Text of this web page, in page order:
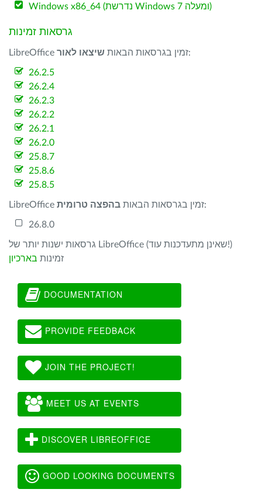
Windows x86_64 (נדרשת Windows 7 ומעלה)
גרסאות זמינות
LibreOffice זמין בגרסאות הבאות שיצאו לאור :
26.2.5
26.2.4
26.2.3
26.2.2
26.2.1
26.2.0
25.8.7
25.8.6
25.8.5
LibreOffice זמין בגרסאות הבאות בהפצה טרומית :
26.8.0
גרסאות ישנות יותר של LibreOffice (שאינן מתעדכנות עוד!)
זמינות בארכיון
DOCUMENTATION
PROVIDE FEEDBACK
JOIN THE PROJECT!
MEET US AT EVENTS
DISCOVER LIBREOFFICE
GOOD LOOKING DOCUMENTS